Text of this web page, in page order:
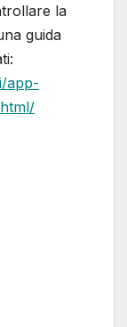
la
guida
app-